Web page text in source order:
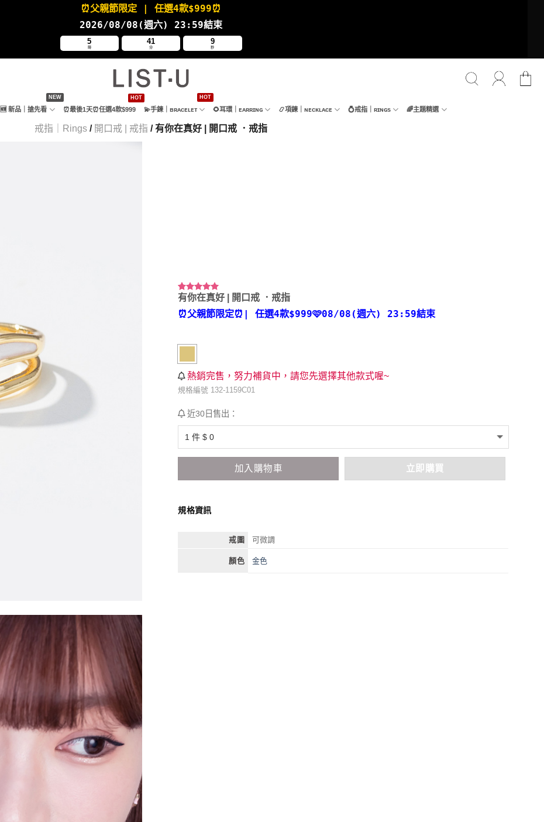
⏰父親節限定 | 任選4款$999⏰
2026/08/08(週六) 23:59結束
5
時
41
分
7
秒
🆕 新品｜搶先看 ⏰最後1天⏰任選4款$999 💫手鍊｜ʙʀᴀᴄᴇʟᴇᴛ 🌻耳環｜ᴇᴀʀʀɪɴɢ 📿項鍊｜ɴᴇᴄᴋʟᴀᴄᴇ 💍戒指｜ʀɪɴɢs 🌈主題精選
戒指｜Rings/ 開口戒 | 戒指 / 有你在真好 | 開口戒 ．戒指
評分5.00
/ 5，已有
1
位顧客進行
有你在真好 | 開口戒 ．戒指
⏰父親節限定⏰ | 任選4款$999🩷08/08(週六) 23:59結束
熱銷完售，努力補貨中，請您先選擇其他款式喔~
規格編號 132-1159C01
近30日售出：
加入購物車 立即購買
規格資訊
戒圍 可微調
顏色 金色